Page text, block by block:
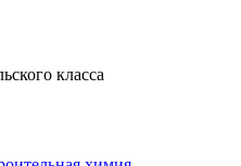
класса